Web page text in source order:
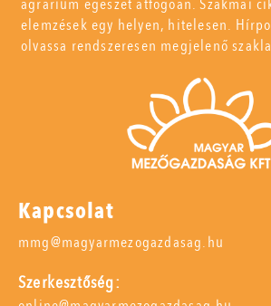
elemzések egy helyen, hitelesen.
olvassa rendszeresen megjelenő
Kapcsolat
mmg@magyarmezogazdasag.hu
Szerkesztőség: